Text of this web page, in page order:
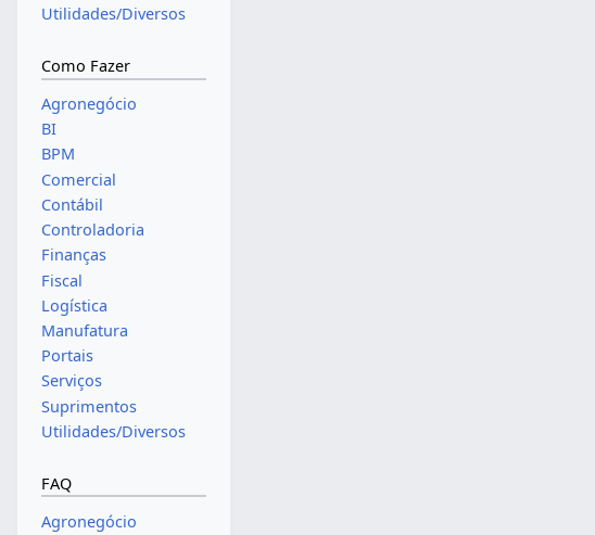
Utilidades/Diversos
Como Fazer
Agronegócio
BI
BPM
Comercial
Contábil
Controladoria
Finanças
Fiscal
Logística
Manufatura
Portais
Serviços
Suprimentos
Utilidades/Diversos
FAQ
Agronegócio